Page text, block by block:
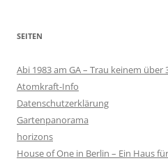
SEITEN
Abi 1983 am GA – Trau keinem über
Atomkraft-Info
Datenschutzerklärung
Gartenpanorama
horizons
House of One in Berlin – Ein Haus